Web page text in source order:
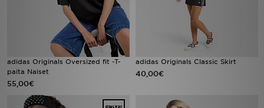
adidas Originals Oversized fit -T-
paita Naiset
55,00€
adidas Originals Classic Skirt
40,00€